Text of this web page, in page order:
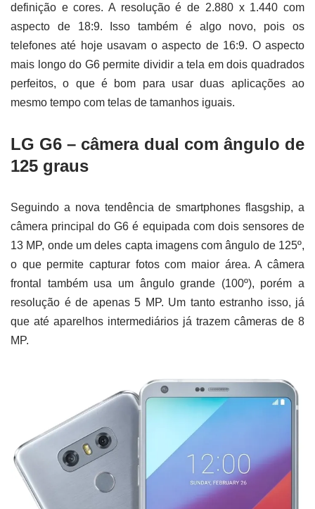
definição e cores. A resolução é de 2.880 x 1.440 com
aspecto de 18:9. Isso também é algo novo, pois os
telefones até hoje usavam o aspecto de 16:9. O aspecto
mais longo do G6 permite dividir a tela em dois quadrados
perfeitos, o que é bom para usar duas aplicações ao
mesmo tempo com telas de tamanhos iguais.
LG G6 – câmera dual com ângulo de
125 graus
Seguindo a nova tendência de smartphones flasgship, a
câmera principal do G6 é equipada com dois sensores de
13 MP, onde um deles capta imagens com ângulo de 125º,
o que permite capturar fotos com maior área. A câmera
frontal também usa um ângulo grande (100º), porém a
resolução é de apenas 5 MP. Um tanto estranho isso, já
que até aparelhos intermediários já trazem câmeras de 8
MP.